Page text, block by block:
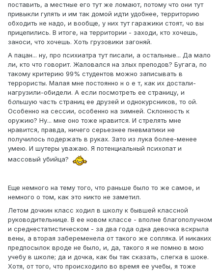
поставить, а местные его тут же ломают, потому что они тут
привыкли гулять и им так домой идти удобнее, территорию
обходить не надо, и вообще, у них тут гаражики стоят, чо вы
прицепились. В итоге, на территории - заходи, кто хочешь,
заноси, что хочешь. Хоть грузовики загоняй.
А пацан... ну, про психиатра тут писали, а остальные... Да мало
ли, кто что говорит. Жаловался на злых преподов? Бугага, по
такому критерию 99% студентов можно записывать в
террористы. Малая мне постоянно н о е т, как их достали-
нагрузили-обидели. А если посмотреть ее страницу, и
большую часть страниц ее друзей и однокурсников, то ой.
Особенно на сессии, особенно на зимней. Склонность к
оружию? Ну... мне оно тоже нравится. И стрелять мне
нравится, правда, ничего серьезнее пневматики не
получилось подержать в руках. Зато из лука более-менее
умею. И шутеры уважаю. Я потенциальный психопат и
массовый убийца?
Еще немного на тему того, что раньше было то же самое, и
немного о том, как это никто не заметил.
Летом дочкин класс ходил в школу к бывшей классной
руководительнице. В ее новом классе - вполне благополучном
и среднестатистическом - за два года одна девочка вскрыла
вены, а вторая забеременела от такого же сопляка. И никаких
предпосылок вроде не было, и, да, такого я не помню в мою
учебу в школе; да и дочка, как бы так сказать, слегка в шоке.
Хотя, от того, что происходило во время ее учебы, я тоже